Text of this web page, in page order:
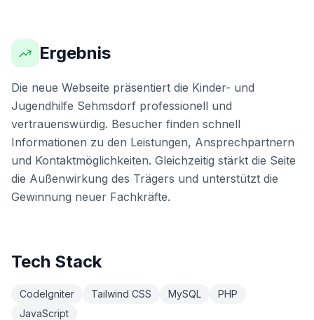
Ergebnis
Die neue Webseite präsentiert die Kinder- und
Jugendhilfe Sehmsdorf professionell und
vertrauenswürdig. Besucher finden schnell
Informationen zu den Leistungen, Ansprechpartnern
und Kontaktmöglichkeiten. Gleichzeitig stärkt die Seite
die Außenwirkung des Trägers und unterstützt die
Gewinnung neuer Fachkräfte.
Tech Stack
CodeIgniter Tailwind CSS MySQL
PHP
JavaScript